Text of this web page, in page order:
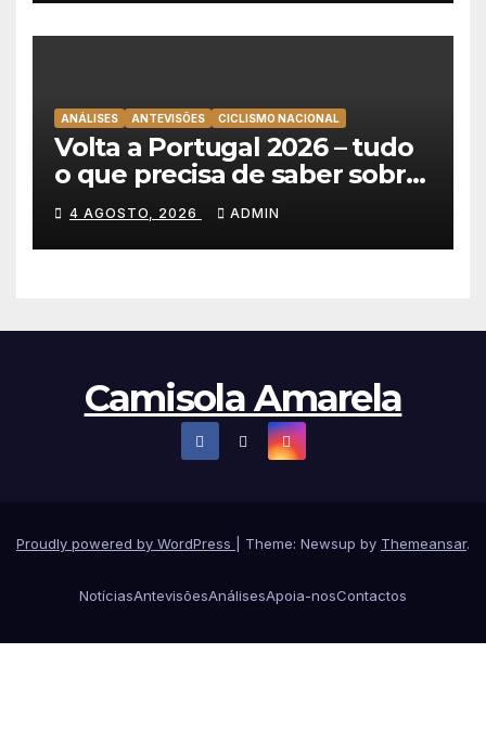
ANÁLISES ANTEVISÕES CICLISMO NACIONAL
Volta a Portugal 2026 – tudo
o que precisa de saber sobre
as equipas e o percurso
4 AGOSTO, 2026 ADMIN
Camisola Amarela
Proudly powered by WordPress Theme: Newsup by Themeansar.
NotíciasAntevisõesAnálisesApoia-nosContactos